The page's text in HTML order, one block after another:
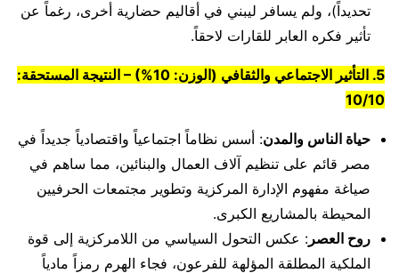
تحديداً)، ولم يسافر ليبني في أقاليم حضارية أخرى، رغماً عن
تأثير فكره العابر للقارات لاحقاً.
5. التأثير الاجتماعي والثقافي (الوزن: 10%) – النتيجة المستحقة:
10/10
حياة الناس والمدن: أسس نظاماً اجتماعياً واقتصادياً جديداً في
مصر قائم على تنظيم آلاف العمال والبنائين، مما ساهم في
صياغة مفهوم الإدارة المركزية وتطوير مجتمعات الحرفيين
المحيطة بالمشاريع الكبرى.
روح العصر : عكس التحول السياسي من اللامركزية إلى قوة
الملكية المطلقة المؤلهة للفرعون، فجاء الهرم رمزاً مادياً